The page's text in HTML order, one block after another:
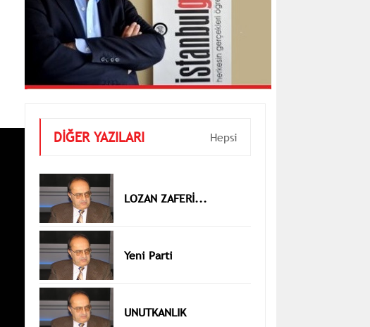
DİĞER YAZILARI Hepsi
LOZAN ZAFERİ...
Yeni Parti
UNUTKANLIK